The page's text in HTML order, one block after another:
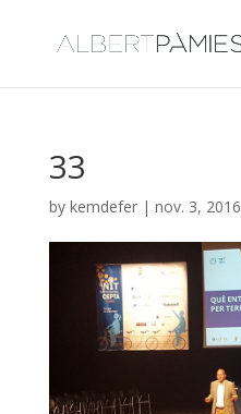
33
by kemdefer| nov. 3, 2016